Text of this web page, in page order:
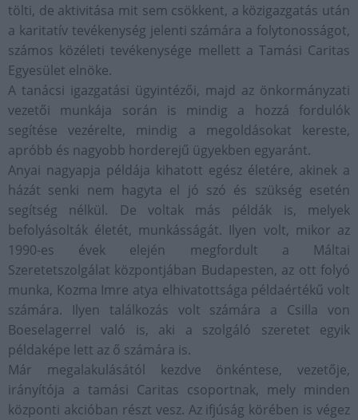
tölti, de aktivitása mit sem csökkent, a közigazgatás után
a karitatív tevékenység jelenti számára a folytonosságot,
számos közéleti tevékenysége mellett a Tamási Caritas
Egyesület elnöke.
A tanácsi igazgatási ügyintézői, majd az önkormányzati
vezetői munkája során is mindig a hozzá fordulók
segítése vezérelte, mindig a megoldásokat kereste,
apróbb és nagyobb horderejű ügyekben egyaránt.
Anyai nagyapja példája kihatott egész életére, akinek a
házát senki nem hagyta el jó szó és szükség esetén
segítség nélkül. De voltak más példák is, melyek
befolyásolták életét, munkásságát. Ilyen volt, mikor az
1990-es évek elején megfordult a Máltai
Szeretetszolgálat központjában Budapesten, az ott folyó
munka, Kozma Imre atya elhivatottsága példaértékű volt
számára. Ilyen találkozás volt számára a Csilla von
Boeselagerrel való is, aki a szolgáló szeretet egyik
példaképe lett az ő számára is.
Már megalakulásától kezdve önkéntese, vezetője,
irányítója a tamási Caritas csoportnak, mely minden
központi akcióban részt vesz. Az ifjúság körében is végez